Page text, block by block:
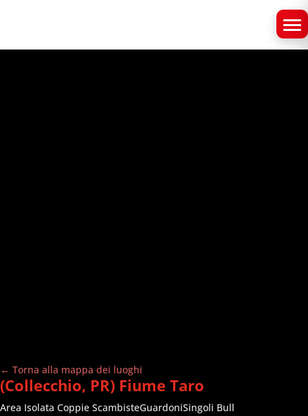
← Torna alla mappa dei luoghi
(Collecchio, PR) Fiume Taro
Area Isolata Coppie ScambisteGuardoniSingoli Bull